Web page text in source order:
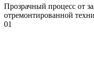
Прозрачный процесс от
отремонтированной
01